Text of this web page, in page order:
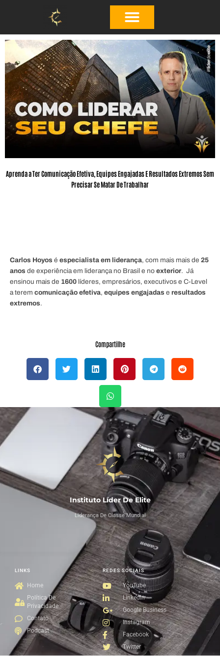
Aprenda a Ter Comunicação Efetiva, Equipes Engajadas E Resultados Extremos Sem
Precisar Se Matar De Trabalhar
Carlos Hoyos é especialista em liderança, com mais mais de 25
anos de experiência em liderança no Brasil e no exterior. Já
ensinou mais de 1600 líderes, empresários, executivos e C-Level
a terem comunicação efetiva, equipes engajadas e resultados
extremos.
Compartilhe
REDES SOCIAIS
YouTube
LinkedIn
Google Business
Instagram
Facebook
Twitter
LINKS
Home
Política De
Privacidade
Contato
Podcast
Instituto Líder De Elite
Liderança De Classe Mundial